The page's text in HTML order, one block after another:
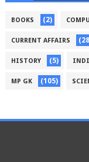
BOOKS (2)
CURRENT AFFAIRS
HISTORY (5)
MP GK (105)